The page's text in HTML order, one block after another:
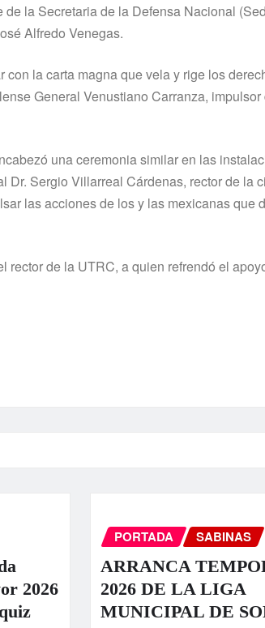
la Secretaria de la Defensa Nacional
Alfredo Venegas.
la carta magna que vela y rige los
General Venustiano Carranza, impulsor
una ceremonia similar en las
Sergio Villarreal Cárdenas, rector de la
las acciones de los y las mexicanas que
de la UTRC, a quien refrendó el
2026
PORTADA SABINAS
ARRANCA
2026 DE LA LIGA
MUNICIPAL DE